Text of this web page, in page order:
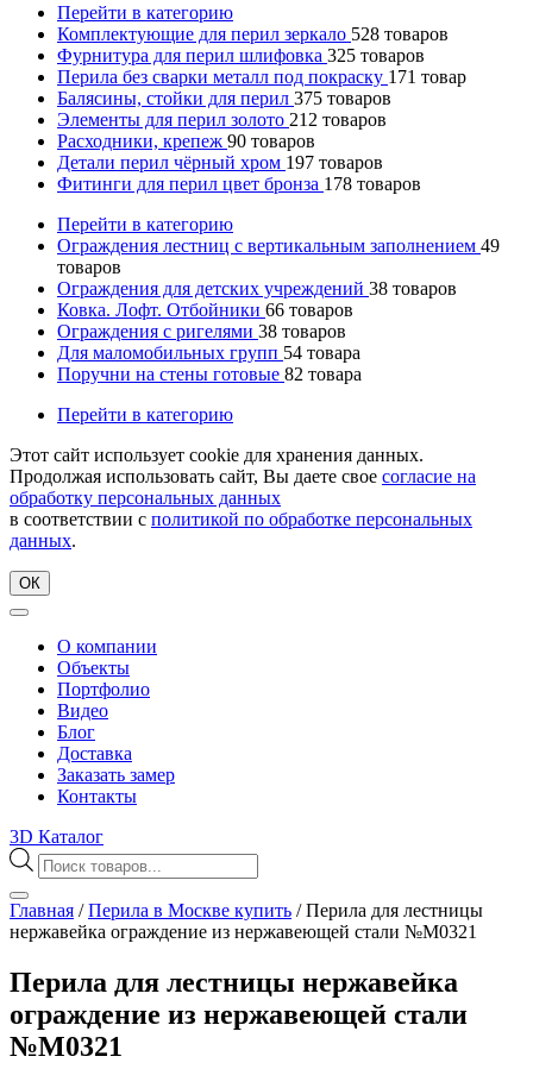
Перейти в категорию
Комплектующие для перил зеркало 528 товаров
Фурнитура для перил шлифовка 325 товаров
Перила без сварки металл под покраску 171 товар
Балясины, стойки для перил 375 товаров
Элементы для перил золото 212 товаров
Расходники, крепеж 90 товаров
Детали перил чёрный хром 197 товаров
Фитинги для перил цвет бронза 178 товаров
Перейти в категорию
Ограждения лестниц с вертикальным заполнением 49
товаров
Ограждения для детских учреждений 38 товаров
Ковка. Лофт. Отбойники 66 товаров
Ограждения с ригелями 38 товаров
Для маломобильных групп 54 товара
Поручни на стены готовые 82 товара
Перейти в категорию
Этот сайт использует cookie для хранения данных.
Продолжая использовать сайт, Вы даете свое согласие на
обработку персональных данных
в соответствии с политикой по обработке персональных
данных.
ОК
О компании
Объекты
Портфолио
Видео
Блог
Доставка
Заказать замер
Контакты
3D Каталог
Поиск
товаров
Главная /Перила в Москве купить /Перила для лестницы
нержавейка ограждение из нержавеющей стали №М0321
Перила для лестницы нержавейка
ограждение из нержавеющей стали
№М0321